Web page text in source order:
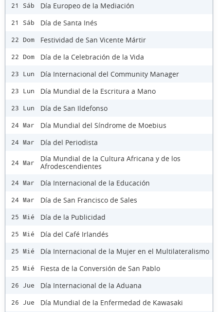
21 Sáb Día Europeo de la Mediación
21 Sáb Día de Santa Inés
22 Dom Festividad de San Vicente Mártir
22 Dom Día de la Celebración de la Vida
23 Lun Día Internacional del Community Manager
23 Lun Día Mundial de la Escritura a Mano
23 Lun Día de San Ildefonso
24 Mar Día Mundial del Síndrome de Moebius
24 Mar Día del Periodista
24 Mar
Día Mundial de la Cultura Africana y de los
Afrodescendientes
24 Mar Día Internacional de la Educación
24 Mar Día de San Francisco de Sales
25 Mié Día de la Publicidad
25 Mié Día del Café Irlandés
25 Mié Día Internacional de la Mujer en el Multilateralismo
25 Mié Fiesta de la Conversión de San Pablo
26 Jue Día Internacional de la Aduana
26 Jue Día Mundial de la Enfermedad de Kawasaki